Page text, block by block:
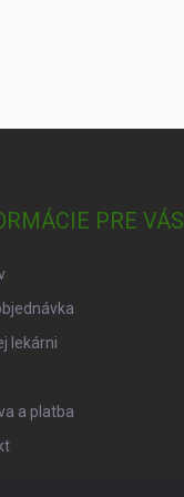
PRE VÁS
lekárni
a platba